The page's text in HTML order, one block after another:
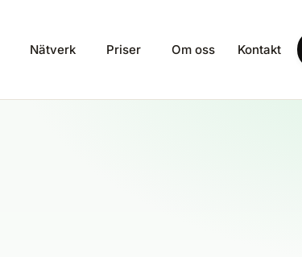
Nätverk Priser Om oss Kontakt